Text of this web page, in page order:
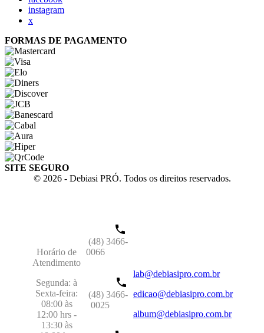
instagram
x
FORMAS DE PAGAMENTO
SITE SEGURO
© 2026 - Debiasi PRÓ. Todos os direitos reservados.
Horário de
Atendimento
Segunda: à
Sexta-feira:
08:00 às
12:00 hrs -
13:30 às
(48) 3466-
0066
(48) 3466-
0025
lab@debiasipro.com.br
edicao@debiasipro.com.br
album@debiasipro.com.br